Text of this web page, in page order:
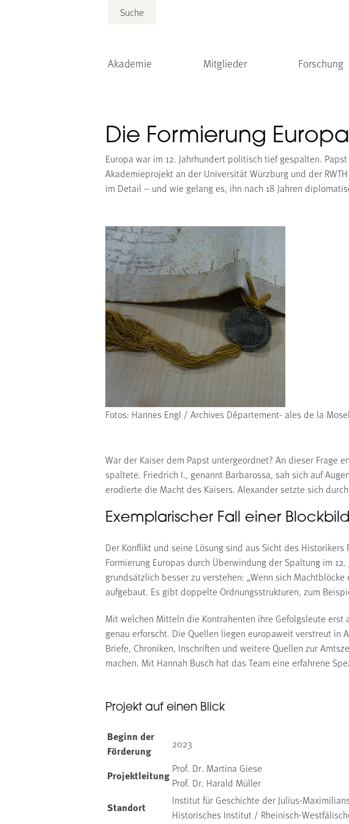
Suche
Akademie Mitglieder Forschung
Die Formierung
Europa war im 12. Jahrhundert politisch tief gespalten.
Akademieprojekt an der Universität Würzburg und der
im Detail – und wie gelang es, ihn nach 18 Jahren
Fotos: Hannes Engl / Archives Département- ales de la
War der Kaiser dem Papst untergeordnet? An dieser Frage
spaltete. Friedrich I., genannt Barbarossa, sah sich auf
erodierte die Macht des Kaisers. Alexander setzte sich
Exemplarischer Fall einer
Der Konflikt und seine Lösung sind aus Sicht des
Formierung Europas durch Überwindung der Spaltung im
grundsätzlich besser zu verstehen: „Wenn sich
aufgebaut. Es gibt doppelte Ordnungsstrukturen, zum
Mit welchen Mitteln die Kontrahenten ihre Gefolgsleute
genau erforscht. Die Quellen liegen europaweit verstreut in
Briefe, Chroniken, Inschriften und weitere Quellen zur
machen. Mit Hannah Busch hat das Team eine erfahrene
Projekt auf einen Blick
Beginn der
Förderung
2023
Projektleitung
Prof. Dr. Martina Giese
Prof. Dr. Harald Müller
Standort
Institut für Geschichte der Julius-
Historisches Institut / Rheinisch-